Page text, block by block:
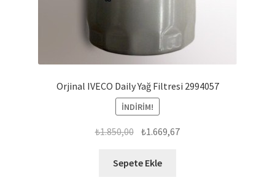
Orjinal IVECO Daily Yağ Filtresi 2994057
İNDIRIM!
₺1.850,00 Orijinal
₺1.850,00.
₺1.669,67Şu
Sepete Ekle